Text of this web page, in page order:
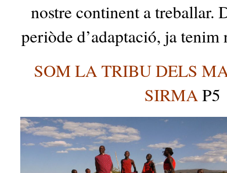
nostre continent a treballar.
periòde d’adaptació, ja tenim
SOM LA TRIBU DELS
SIRMAP5